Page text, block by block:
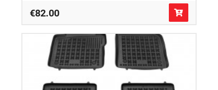
€82.00